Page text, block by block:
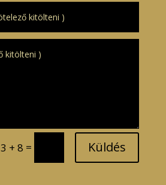
3 + 8 = Küldés